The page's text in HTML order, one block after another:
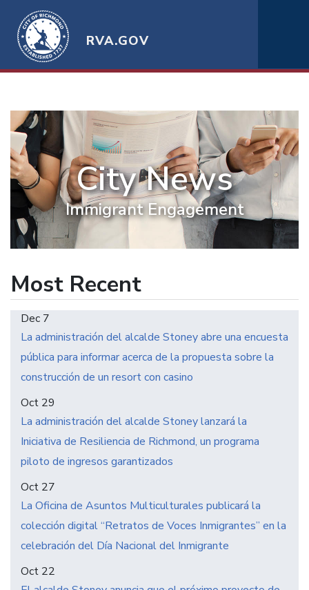
RVA.GOV
City News
Immigrant Engagement
Most Recent
Dec 7
La administración del alcalde Stoney abre una encuesta
pública para informar acerca de la propuesta sobre la
construcción de un resort con casino
Oct 29
La administración del alcalde Stoney lanzará la
Iniciativa de Resiliencia de Richmond, un programa
piloto de ingresos garantizados
Oct 27
La Oficina de Asuntos Multiculturales publicará la
colección digital “Retratos de Voces Inmigrantes” en la
celebración del Día Nacional del Inmigrante
Oct 22